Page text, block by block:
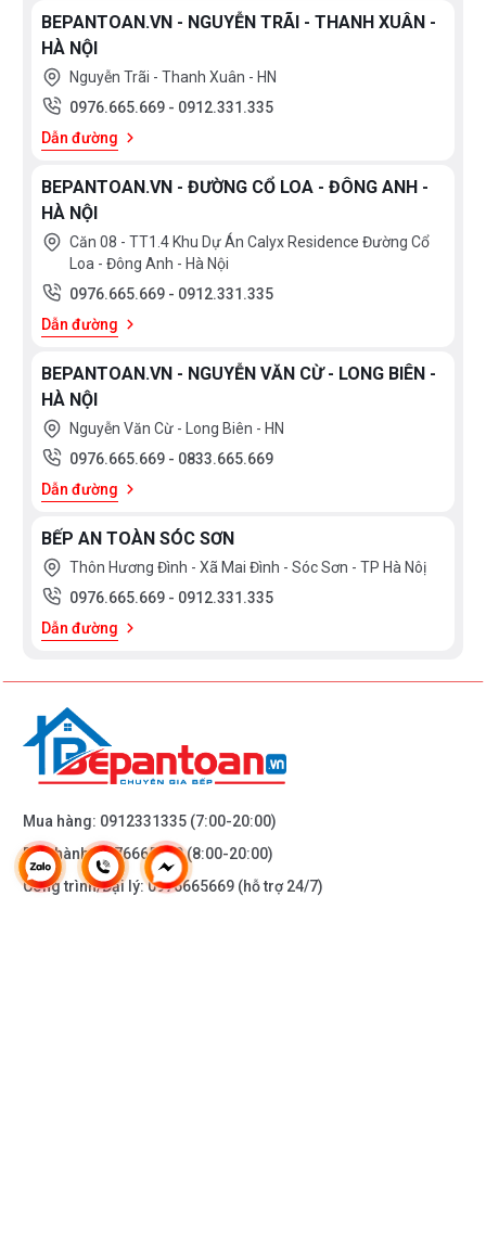
BEPANTOAN.VN - NGUYỄN TRÃI - THANH XUÂN -
HÀ NỘI
Nguyễn Trãi - Thanh Xuân - HN
0976.665.669 - 0912.331.335
Dẫn đường
BEPANTOAN.VN - ĐƯỜNG CỔ LOA - ĐÔNG ANH -
HÀ NỘI
Căn 08 - TT1.4 Khu Dự Án Calyx Residence Đường Cổ
Loa - Đông Anh - Hà Nội
0976.665.669 - 0912.331.335
Dẫn đường
BEPANTOAN.VN - NGUYỄN VĂN CỪ - LONG BIÊN -
HÀ NỘI
Nguyễn Văn Cừ - Long Biên - HN
0976.665.669 - 0833.665.669
Dẫn đường
BẾP AN TOÀN SÓC SƠN
Thôn Hương Đình - Xã Mai Đình - Sóc Sơn - TP Hà Nôị
0976.665.669 - 0912.331.335
Dẫn đường
Mua hàng: 0912331335 (7:00-20:00)
Bảo hành:0976665669(8:00-20:00)
Công trình/Đại lý:0976665669 (hỗ trợ 24/7)